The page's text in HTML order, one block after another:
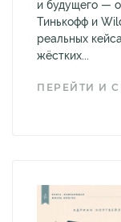
и будущего —
Тинькофф и
реальных
жёстких...
ПЕРЕЙТИ И